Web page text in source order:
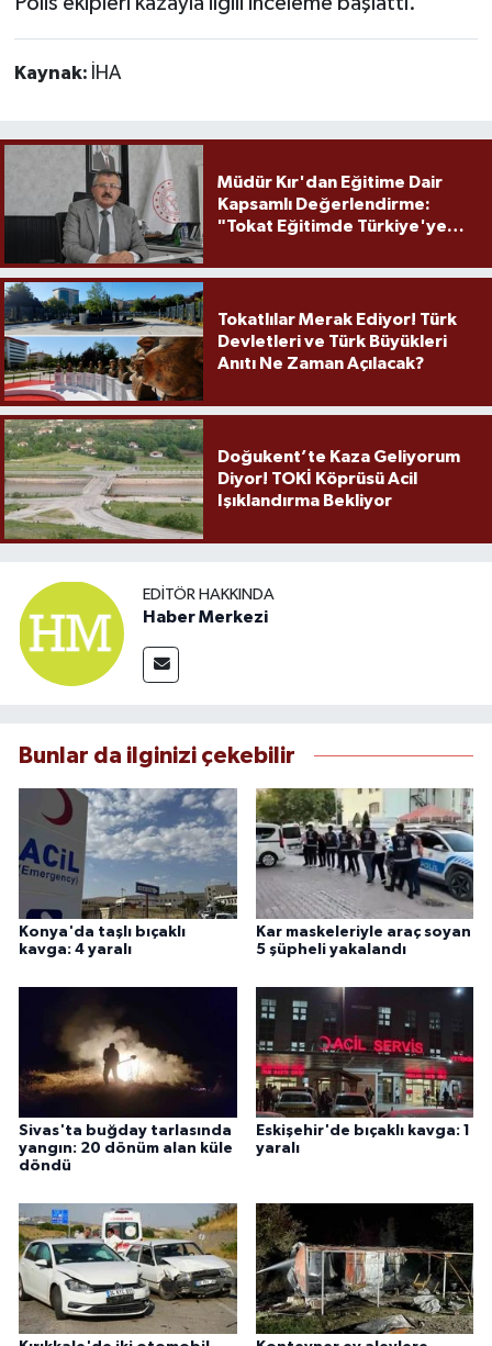
Kaynak: İHA
Müdür Kır'dan Eğitime Dair
Kapsamlı Değerlendirme:
"Tokat Eğitimde Türkiye'ye
Tokatlılar Merak Ediyor! Türk
Devletleri ve Türk Büyükleri
Anıtı Ne Zaman Açılacak?
Doğukent’te Kaza Geliyorum
Diyor! TOKİ Köprüsü Acil
Işıklandırma Bekliyor
EDITÖR HAKKINDA
Haber Merkezi
Bunlar da ilginizi çekebilir
Konya'da taşlı bıçaklı
kavga: 4 yaralı
Kar maskeleriyle araç soyan
5 şüpheli yakalandı
Sivas'ta buğday tarlasında
yangın: 20 dönüm alan küle
döndü
Eskişehir'de bıçaklı kavga: 1
yaralı